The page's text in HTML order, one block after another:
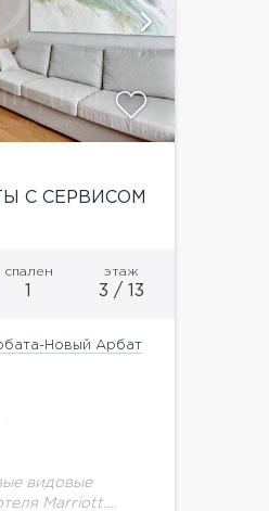
С СЕРВИСОМ
спален этаж
3 / 13
Новый Арбат
видовые
Marriott.